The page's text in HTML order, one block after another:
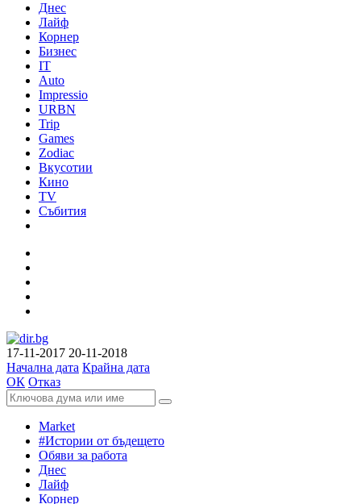
Днес
Лайф
Корнер
Бизнес
IT
Auto
Impressio
URBN
Trip
Games
Zodiac
Вкусотии
Кино
TV
Събития
17-11-2017 20-11-2018
Начална дата Крайна дата
ОК Отказ
Market
#Истории от бъдещето
Обяви за работа
Днес
Лайф
Корнер